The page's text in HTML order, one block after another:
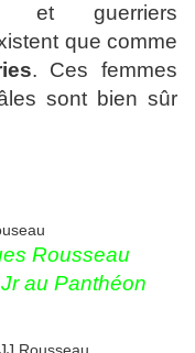
et guerriers
que comme
. Ces femmes
sont bien sûr
Rousseau
au Panthéon